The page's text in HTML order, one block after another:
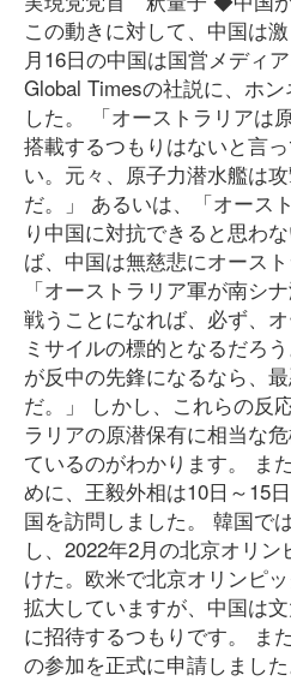
この動きに対して、中国は
月16日の中国は国営メディ
Global Timesの社説に、ホ
した。 「オーストラリアは
搭載するつもりはないと言
い。元々、原子力潜水艦は
だ。」 あるいは、「オース
り中国に対抗できると思わ
ば、中国は無慈悲にオース
「オーストラリア軍が南シ
戦うことになれば、必ず、
ミサイルの標的となるだろ
が反中の先鋒になるなら、
だ。」 しかし、これらの反
ラリアの原潜保有に相当な
ているのがわかります。 ま
めに、王毅外相は10日～15
国を訪問しました。 韓国で
し、2022年2月の北京オリ
けた。欧米で北京オリンピ
拡大していますが、中国は
に招待するつもりです。 ま
の参加を正式に申請しまし